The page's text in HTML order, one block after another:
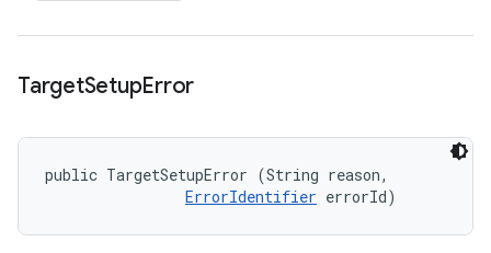
TargetSetupError
public TargetSetupError (String reason,
ErrorIdentifier errorId)